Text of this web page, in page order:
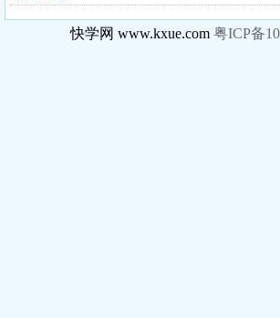
快学网 www.kxue.com 粤ICP备